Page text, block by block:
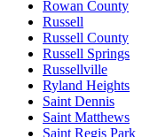
Rowan County
Russell
Russell County
Russell Springs
Russellville
Ryland Heights
Saint Dennis
Saint Matthews
Saint Regis Park